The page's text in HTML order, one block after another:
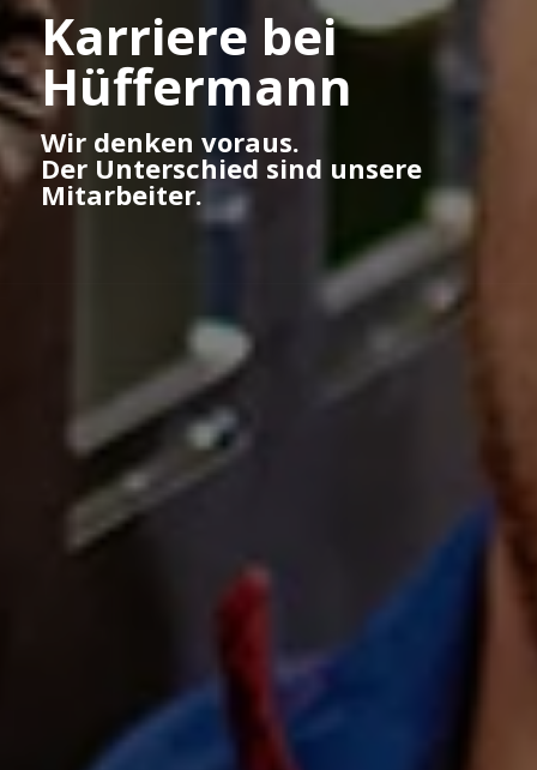
Karriere bei
Hüffermann
Wir denken voraus.
Der Unterschied sind unsere
Mitarbeiter.